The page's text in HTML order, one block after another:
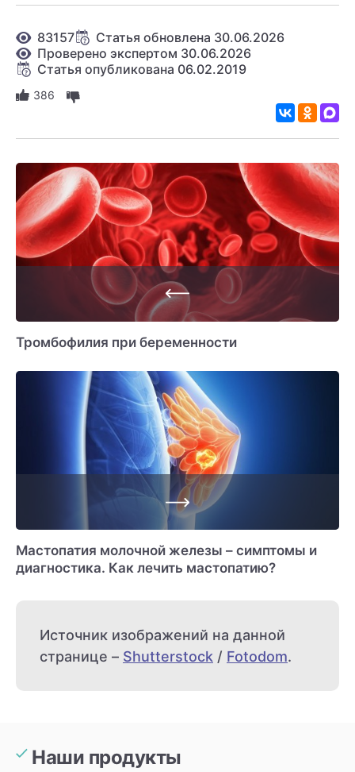
83157
Статья обновлена 30.06.2026
Проверено экспертом 30.06.2026
Статья опубликована 06.02.2019
386
Тромбофилия при беременности
Мастопатия молочной железы – симптомы и
диагностика. Как лечить мастопатию?
Источник изображений на данной
странице – Shutterstock / Fotodom.
Наши продукты